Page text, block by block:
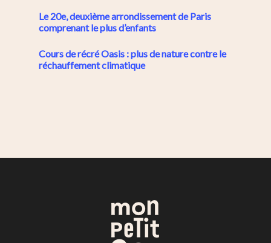
Le 20e, deuxième arrondissement de Paris
comprenant le plus d’enfants
Cours de récré Oasis : plus de nature contre le
réchauffement climatique